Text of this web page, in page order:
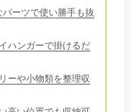
ーツで使い勝手も抜
ハンガーで掛けるだ
ーや小物類を整理収